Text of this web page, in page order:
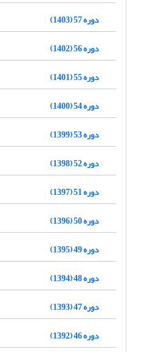
دوره 57 (1403)
دوره 56 (1402)
دوره 55 (1401)
دوره 54 (1400)
دوره 53 (1399)
دوره 52 (1398)
دوره 51 (1397)
دوره 50 (1396)
دوره 49 (1395)
دوره 48 (1394)
دوره 47 (1393)
دوره 46 (1392)